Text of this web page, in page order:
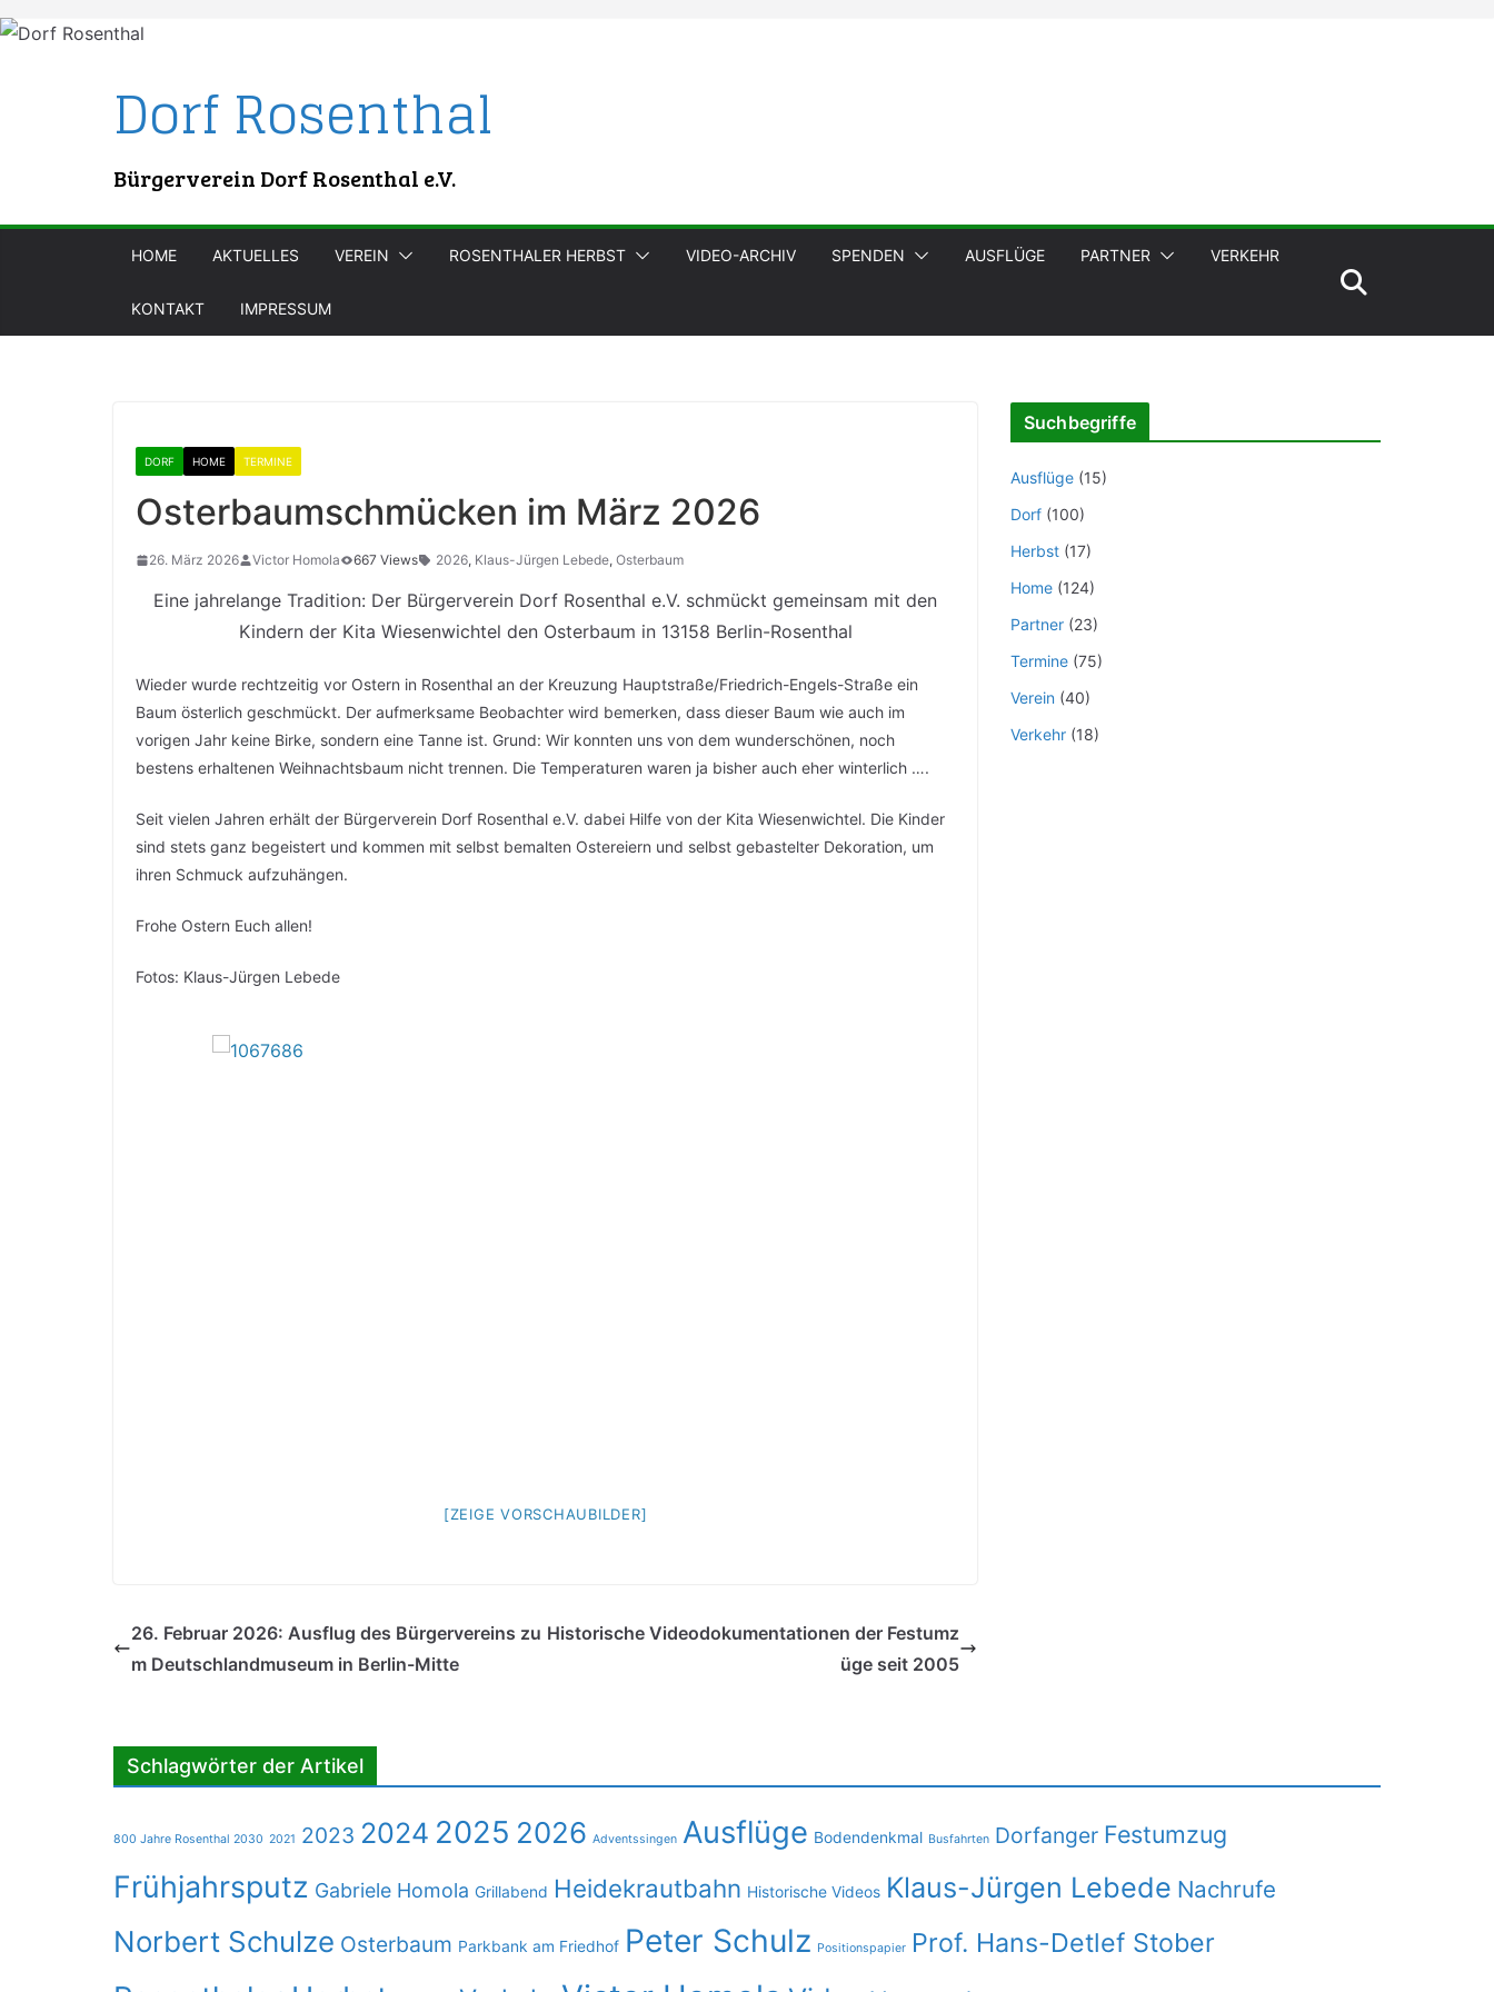
Skip
Dorf Rosenthal
Bürgerverein Dorf Rosenthal e.V.
HOME AKTUELLES VEREIN ROSENTHALER HERBST VIDEO-ARCHIV SPENDEN AUSFLÜGE PARTNER VERKEHR
KONTAKT IMPRESSUM
DORF HOME TERMINE
Osterbaumschmücken im März 2026
26. März 2026 Victor Homola 667 Views 2026, Klaus-Jürgen Lebede, Osterbaum
Eine jahrelange Tradition: Der Bürgerverein Dorf Rosenthal e.V. schmückt gemeinsam mit den
Kindern der Kita Wiesenwichtel den Osterbaum in 13158 Berlin-Rosenthal
Wieder wurde rechtzeitig vor Ostern in Rosenthal an der Kreuzung Hauptstraße/Friedrich-Engels-Straße ein
Baum österlich geschmückt. Der aufmerksame Beobachter wird bemerken, dass dieser Baum wie auch im
vorigen Jahr keine Birke, sondern eine Tanne ist. Grund: Wir konnten uns von dem wunderschönen, noch
bestens erhaltenen Weihnachtsbaum nicht trennen. Die Temperaturen waren ja bisher auch eher winterlich ….
Seit vielen Jahren erhält der Bürgerverein Dorf Rosenthal e.V. dabei Hilfe von der Kita Wiesenwichtel. Die Kinder
sind stets ganz begeistert und kommen mit selbst bemalten Ostereiern und selbst gebastelter Dekoration, um
ihren Schmuck aufzuhängen.
Frohe Ostern Euch allen!
Fotos: Klaus-Jürgen Lebede
[ZEIGE VORSCHAUBILDER]
26. Februar 2026: Ausflug des Bürgervereins zu
m Deutschlandmuseum in Berlin-Mitte
Historische Videodokumentationen der Festumz
üge seit 2005
Suchbegriffe
Ausflüge (15)
Dorf (100)
Herbst (17)
Home (124)
Partner (23)
Termine (75)
Verein (40)
Verkehr (18)
Schlagwörter der Artikel
800 Jahre Rosenthal 2030 2021 2023 2024 2025 2026 Adventssingen Ausflüge Bodendenkmal Busfahrten Dorfanger Festumzug
Frühjahrsputz Gabriele Homola Grillabend Heidekrautbahn Historische Videos Klaus-Jürgen Lebede Nachrufe
Norbert Schulze Osterbaum Parkbank am Friedhof Peter Schulz Positionspapier Prof. Hans-Detlef Stober